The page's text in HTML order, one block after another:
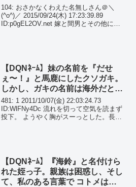
て、ｻﾂｼﾞﾝを計画していた…
104: おさかなくわえた名無しさん＠＼
(^o^)／ 2015/09/24(木) 17:23:39.89
ID:p0gEL2OV.net 嫁と間男とその他に殺
【DQNﾈｰﾑ】妹の名前を『だせ
ぇ〜！』と馬鹿にしたクソガキ。
しかし、ガキの名前は海外だと
下.ネタに分類される名前だった
ｗｗ
481: 1 2011/10/07(金) 22:03:24.73
ID:WlFNy4Dc 流れを切って空気を読まず
投下。 ようやく胸がスーっとした。長文
【DQNﾈｰﾑ】『海鈴』と名付けら
れた姪っ子。親族は困惑し、そし
て、私のある言葉で コトメは狂